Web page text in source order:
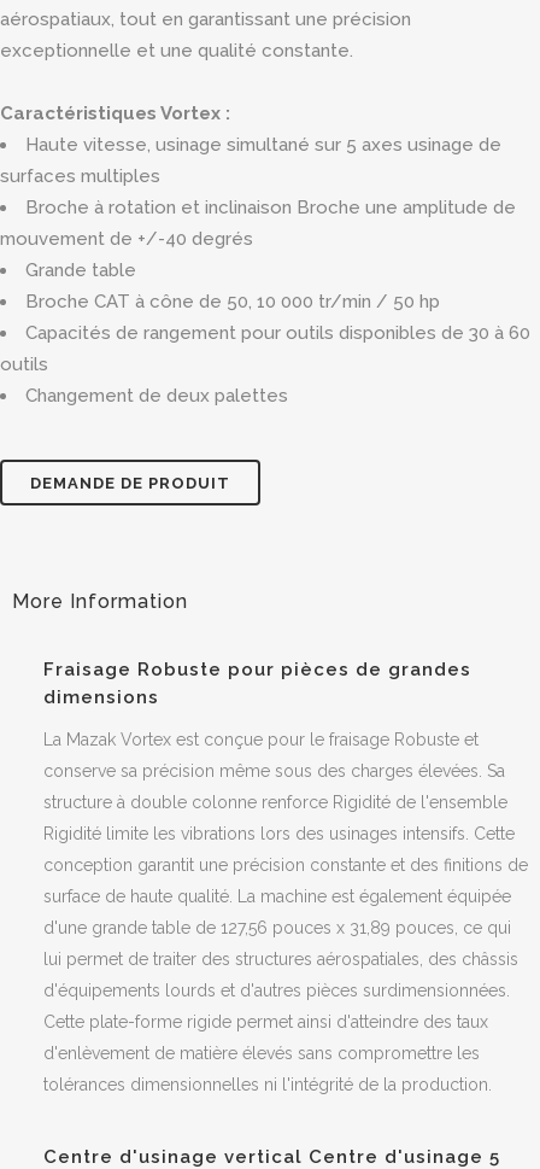
aérospatiaux, tout en garantissant une précision
exceptionnelle et une qualité constante.
Caractéristiques Vortex :
Haute vitesse, usinage simultané sur 5 axes usinage de
surfaces multiples
Broche à rotation et inclinaison Broche une amplitude de
mouvement de +/-40 degrés
Grande table
Broche CAT à cône de 50, 10 000 tr/min / 50 hp
Capacités de rangement pour outils disponibles de 30 à 60
outils
Changement de deux palettes
DEMANDE DE PRODUIT
Fraisage Robuste pour pièces de grandes
dimensions
La Mazak Vortex est conçue pour le fraisage Robuste et
conserve sa précision même sous des charges élevées. Sa
structure à double colonne renforce Rigidité de l'ensemble
Rigidité limite les vibrations lors des usinages intensifs. Cette
conception garantit une précision constante et des finitions de
surface de haute qualité. La machine est également équipée
d'une grande table de 127,56 pouces x 31,89 pouces, ce qui
lui permet de traiter des structures aérospatiales, des châssis
d'équipements lourds et d'autres pièces surdimensionnées.
Cette plate-forme rigide permet ainsi d'atteindre des taux
d'enlèvement de matière élevés sans compromettre les
tolérances dimensionnelles ni l'intégrité de la production.
Centre d'usinage vertical Centre d'usinage 5